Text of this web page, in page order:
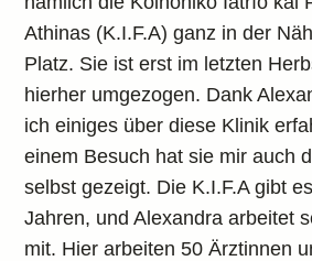
Athinas (K.I.F.A) ganz in der
Platz. Sie ist erst im letzten
hierher umgezogen. Dank
ich einiges über diese Klinik
einem Besuch hat sie mir auch
selbst gezeigt. Die K.I.F.A gibt
Jahren, und Alexandra arbeitet
mit. Hier arbeiten 50 Ärztinnen